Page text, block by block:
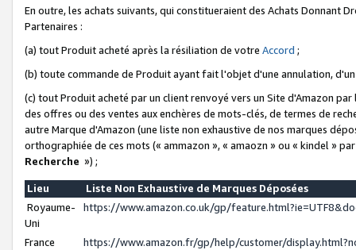
En outre, les achats suivants, qui constitueraient des Achats Donnant
Partenaires :
(a) tout Produit acheté après la résiliation de votre Accord ;
(b) toute commande de Produit ayant fait l'objet d'une annulation,
(c) tout Produit acheté par un client renvoyé vers un Site d'Amazon
des offres ou des ventes aux enchères de mots-clés, de termes de
autre Marque d'Amazon (une liste non exhaustive de nos marques
orthographiée de ces mots (« ammazon », « amaozn » ou « kindel »
Recherche ») ;
Lieu
Liste Non Exhaustive de Marques Déposées
Royaume-
Uni
https://www.amazon.co.uk/gp/
France
https://www.amazon.fr/gp/help/customer/